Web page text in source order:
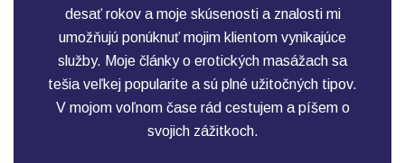
desať rokov a moje skúsenosti a znalosti mi
umožňujú ponúknuť mojim klientom vynikajúce
služby. Moje články o erotických masážach sa
tešia veľkej popularite a sú plné užitočných tipov.
V mojom voľnom čase rád cestujem a píšem o
svojich zážitkoch.